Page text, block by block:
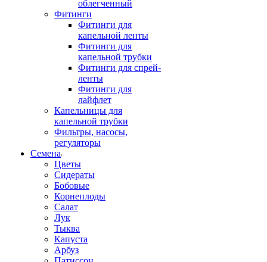
облегченный
Фитинги
Фитинги для
капельной ленты
Фитинги для
капельной трубки
Фитинги для спрей-
ленты
Фитинги для
лайфлет
Капельницы для
капельной трубки
Фильтры, насосы,
регуляторы
Семена
Цветы
Сидераты
Бобовые
Корнеплоды
Салат
Лук
Тыква
Капуста
Арбуз